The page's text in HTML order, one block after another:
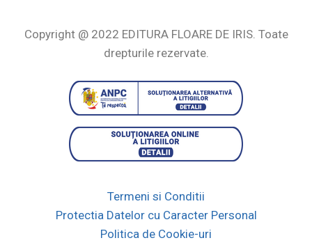
Copyright @ 2022 EDITURA FLOARE DE IRIS. Toate
drepturile rezervate.
Termeni si Conditii
Protectia Datelor cu Caracter Personal
Politica de Cookie-uri